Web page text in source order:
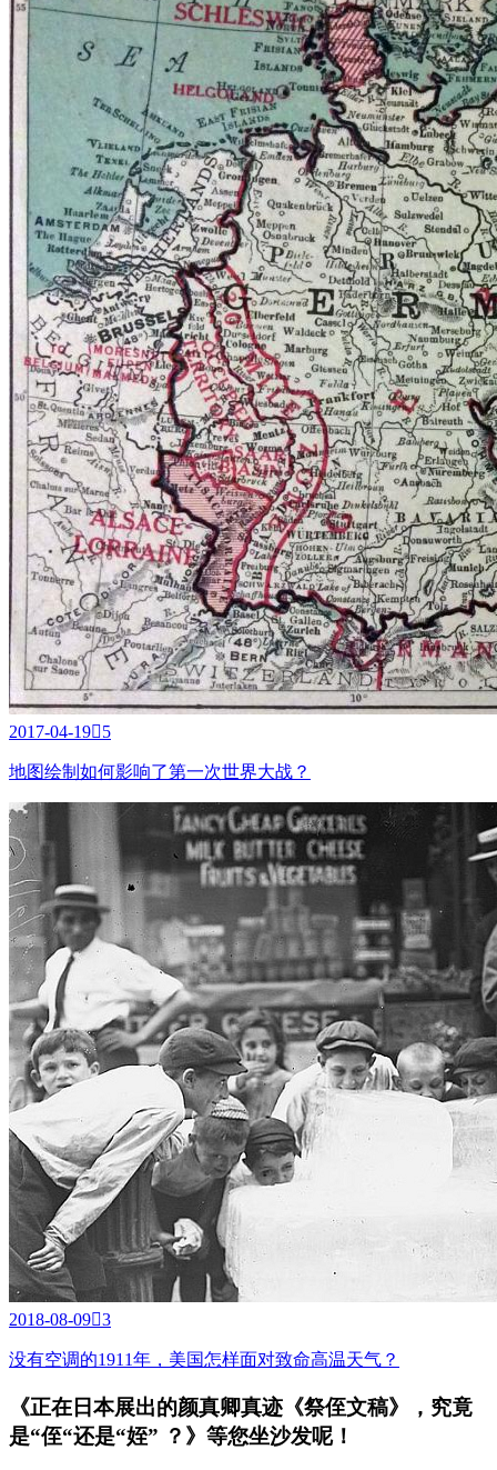
2017-04-195
地图绘制如何影响了第一次世界大战？
2018-08-093
没有空调的1911年，美国怎样面对致命高温天气？
《正在日本展出的颜真卿真迹《祭侄文稿》，究竟
是“侄“还是“姪” ？》 等您坐沙发呢！